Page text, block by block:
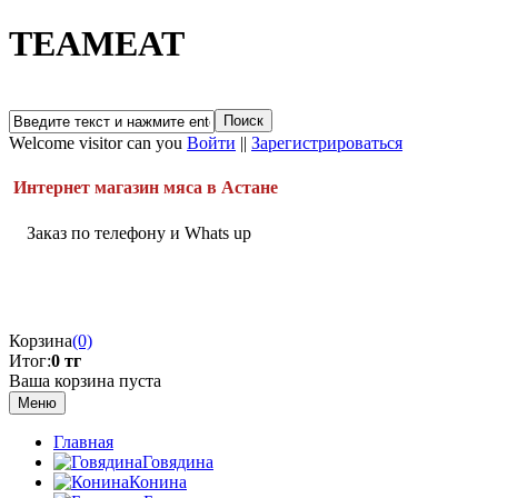
TEAMEAT
Welcome visitor can you Войти || Зарегистрироваться
Интернет магазин мяса в Астане
Заказ по телефону и Whats up
Корзина(0)
Итог:0 тг
Ваша корзина пуста
Меню
Главная
Говядина
Конина